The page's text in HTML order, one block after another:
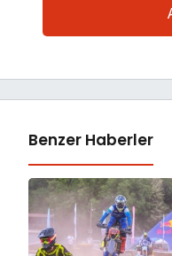
Benzer Haberler